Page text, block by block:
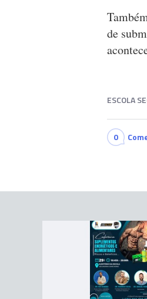
de
ESCOLA
0